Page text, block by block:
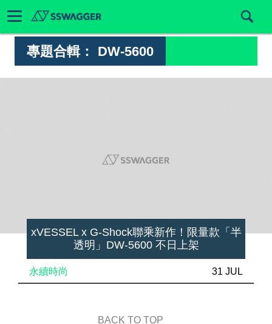
專題合輯： DW-5600
xVESSEL x G-Shock聯乘新作！限量款「半
透明」DW-5600 不日上架
永續時尚 31 JUL
BACK TO TOP